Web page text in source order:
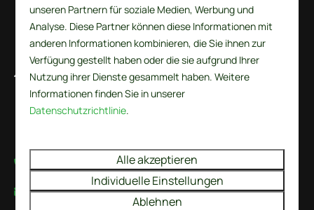
De Wielen 84
1744 KS Sint Maarten
Noord-Holland
info@recreatieparkdewielen.nl
unseren Partnern für soziale Medien, Werbung und
Analyse. Diese Partner können diese Informationen mit
anderen Informationen kombinieren, die Sie ihnen zur
Verfügung gestellt haben oder die sie aufgrund Ihrer
Nutzung ihrer Dienste gesammelt haben. Weitere
Informationen finden Sie in unserer
Datenschutzrichtlinie.
Alle akzeptieren
Individuelle Einstellungen
Ablehnen